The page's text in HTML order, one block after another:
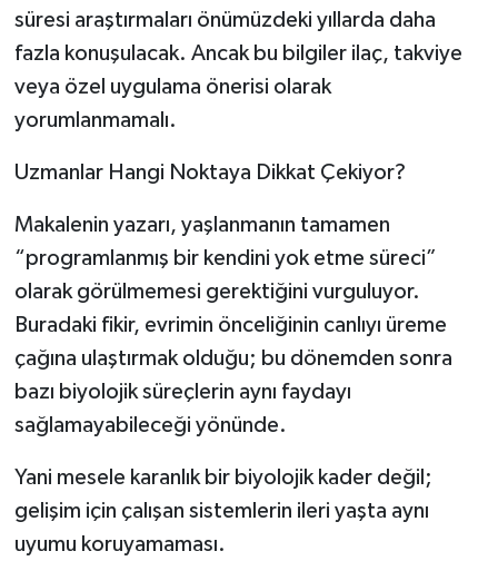
süresi araştırmaları önümüzdeki yıllarda daha
fazla konuşulacak. Ancak bu bilgiler ilaç, takviye
veya özel uygulama önerisi olarak
yorumlanmamalı.
Uzmanlar Hangi Noktaya Dikkat Çekiyor?
Makalenin yazarı, yaşlanmanın tamamen
“programlanmış bir kendini yok etme süreci”
olarak görülmemesi gerektiğini vurguluyor.
Buradaki fikir, evrimin önceliğinin canlıyı üreme
çağına ulaştırmak olduğu; bu dönemden sonra
bazı biyolojik süreçlerin aynı faydayı
sağlamayabileceği yönünde.
Yani mesele karanlık bir biyolojik kader değil;
gelişim için çalışan sistemlerin ileri yaşta aynı
uyumu koruyamaması.